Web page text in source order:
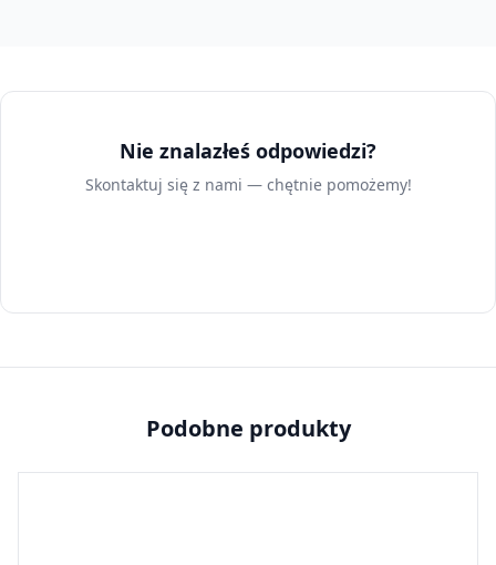
Nie znalazłeś odpowiedzi?
Skontaktuj się z nami — chętnie pomożemy!
Podobne produkty